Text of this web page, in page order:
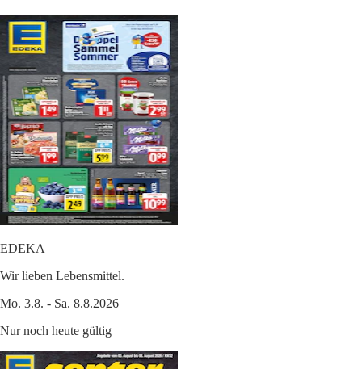
EDEKA
Wir lieben Lebensmittel.
Mo. 3.8. - Sa. 8.8.2026
Nur noch heute gültig